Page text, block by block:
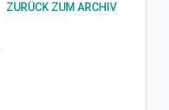
ZURÜCK ZUM ARCHIV